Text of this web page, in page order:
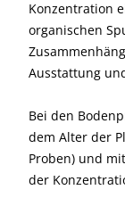
Konzentration
organischen
Ausstattung
Bei den
dem Alter der
Proben) und
der